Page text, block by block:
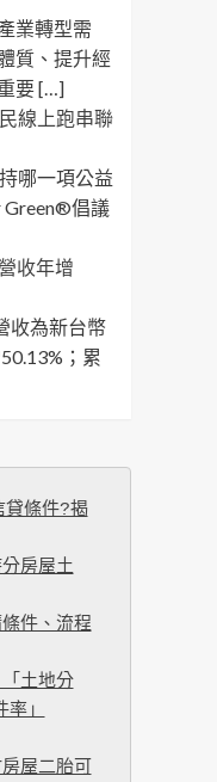
業轉型需
質、提升經
要 […]
線上跑串聯
哪一項公益
Green®倡議
收年增
收為新台幣
；累
貸條件?揭
房屋土
件、流程
土地分
」
屋二胎可